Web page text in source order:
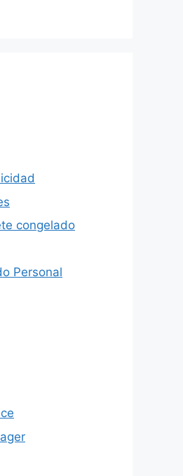
congelado
Personal